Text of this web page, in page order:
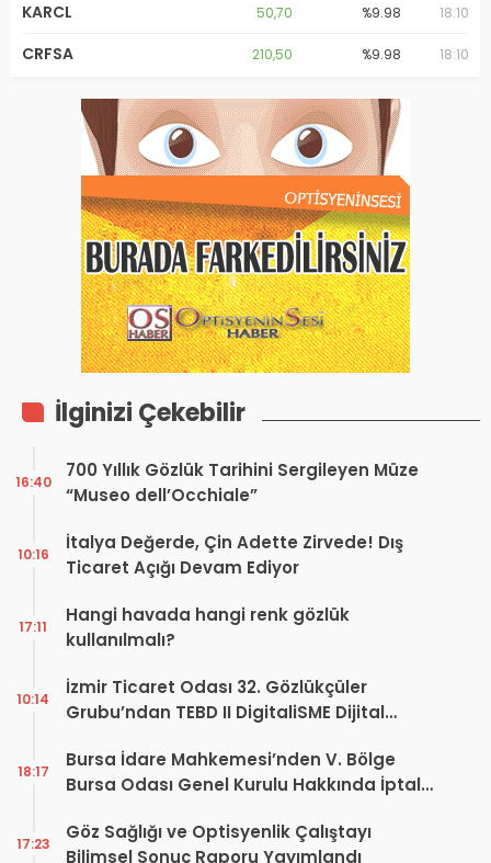
KARCL 50,70 %9.98 18:10
CRFSA 210,50 %9.98 18:10
İlginizi Çekebilir
700 Yıllık Gözlük Tarihini Sergileyen Müze
“Museo dell’Occhiale”
16:40
İtalya Değerde, Çin Adette Zirvede! Dış
Ticaret Açığı Devam Ediyor
10:16
Hangi havada hangi renk gözlük
kullanılmalı?
17:11
İzmir Ticaret Odası 32. Gözlükçüler
Grubu’ndan TEBD II DigitaliSME Dijital
10:14
Bursa İdare Mahkemesi’nden V. Bölge
Bursa Odası Genel Kurulu Hakkında İptal
18:17
Göz Sağlığı ve Optisyenlik Çalıştayı
Bilimsel Sonuç Raporu Yayımlandı
17:23